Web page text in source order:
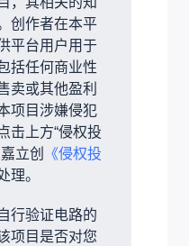
创作者在本平
平台用户用于
括任何商业性
卖或其他盈利
项目涉嫌侵犯
击上方“侵权投
立创
《侵权投
理。
行验证电路的
项目是否对您